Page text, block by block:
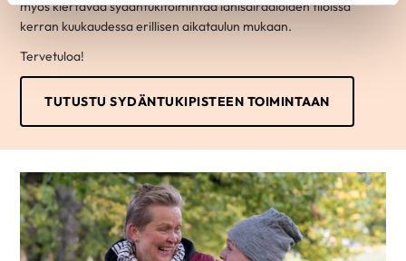
myös kiertävää sydäntukitoimintaa lähisairaaloiden tiloissa
kerran kuukaudessa erillisen aikataulun mukaan.
Tervetuloa!
TUTUSTU SYDÄNTUKIPISTEEN TOIMINTAAN